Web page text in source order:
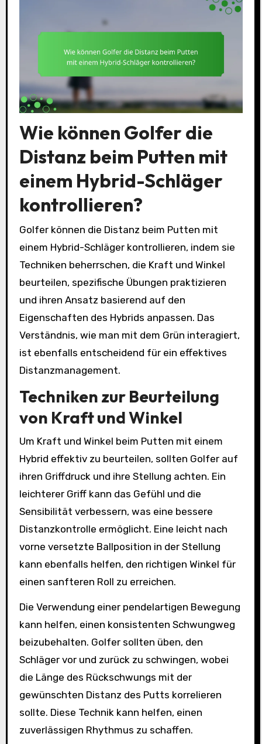
Wie können Golfer die
Distanz beim Putten mit
einem Hybrid-Schläger
kontrollieren?
Golfer können die Distanz beim Putten mit
einem Hybrid-Schläger kontrollieren, indem sie
Techniken beherrschen, die Kraft und Winkel
beurteilen, spezifische Übungen praktizieren
und ihren Ansatz basierend auf den
Eigenschaften des Hybrids anpassen. Das
Verständnis, wie man mit dem Grün interagiert,
ist ebenfalls entscheidend für ein effektives
Distanzmanagement.
Techniken zur Beurteilung
von Kraft und Winkel
Um Kraft und Winkel beim Putten mit einem
Hybrid effektiv zu beurteilen, sollten Golfer auf
ihren Griffdruck und ihre Stellung achten. Ein
leichterer Griff kann das Gefühl und die
Sensibilität verbessern, was eine bessere
Distanzkontrolle ermöglicht. Eine leicht nach
vorne versetzte Ballposition in der Stellung
kann ebenfalls helfen, den richtigen Winkel für
einen sanfteren Roll zu erreichen.
Die Verwendung einer pendelartigen Bewegung
kann helfen, einen konsistenten Schwungweg
beizubehalten. Golfer sollten üben, den
Schläger vor und zurück zu schwingen, wobei
die Länge des Rückschwungs mit der
gewünschten Distanz des Putts korrelieren
sollte. Diese Technik kann helfen, einen
zuverlässigen Rhythmus zu schaffen.